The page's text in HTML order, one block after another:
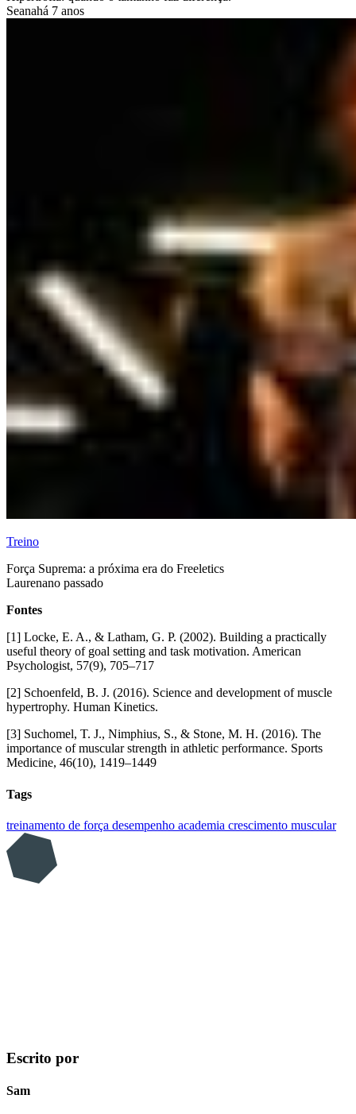
Seanahá 7 anos
Treino
Força Suprema: a próxima era do Freeletics
Laurenano passado
Fontes
[1] Locke, E. A., & Latham, G. P. (2002). Building a practically
useful theory of goal setting and task motivation. American
Psychologist, 57(9), 705–717
[2] Schoenfeld, B. J. (2016). Science and development of muscle
hypertrophy. Human Kinetics.
[3] Suchomel, T. J., Nimphius, S., & Stone, M. H. (2016). The
importance of muscular strength in athletic performance. Sports
Medicine, 46(10), 1419–1449
Tags
treinamento de força desempenho academia crescimento muscular
Escrito por
Sam